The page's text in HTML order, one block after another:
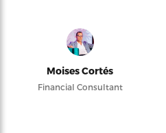
Moises Cortés
Financial Consultant